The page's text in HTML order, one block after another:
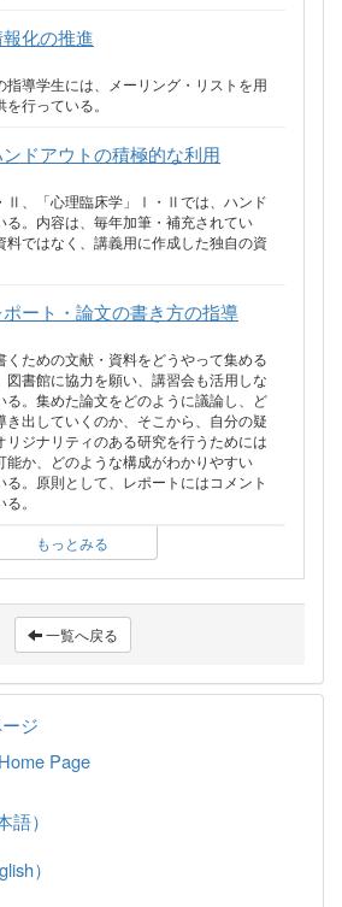
報化の推進
指導学生には、メーリング・リストを用
行っている。
ンドアウトの積極的な利用
Ⅱ、「心理臨床学」Ⅰ・Ⅱでは、ハンド
る。内容は、毎年加筆・補充されてい
料ではなく、講義用に作成した独自の資
ポート・論文の書き方の指導
くための文献・資料をどうやって集める
図書館に協力を願い、講習会も活用しな
る。集めた論文をどのように議論し、ど
き出していくのか、そこから、自分の疑
リジナリティのある研究を行うためには
能か、どのような構成がわかりやすい
。原則として、レポートにはコメント
。
もっとみる
一覧へ戻る
ジ
Page
）
）